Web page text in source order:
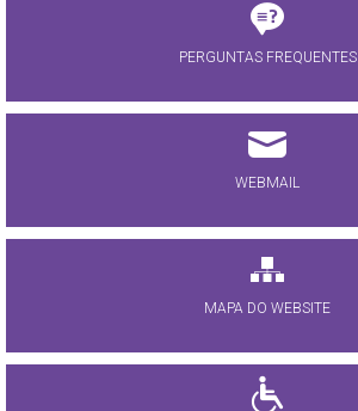
PERGUNTAS FREQUENTES
WEBMAIL
MAPA DO WEBSITE